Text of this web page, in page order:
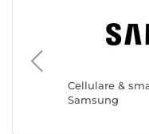
Cellulare &
Samsung